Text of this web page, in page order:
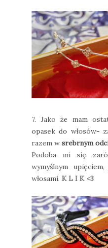
7. Jako że mam
opasek do włosów-
razem wsrebrnym
Podoba mi się
wymyślnym
włosami. K L I K <3